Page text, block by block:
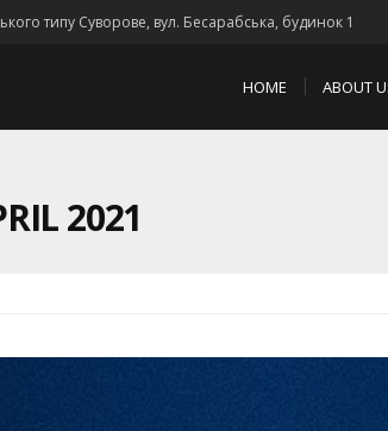
типу Суворове, вул. Бесарабська, будинок 1
HOME ABOUT
2021